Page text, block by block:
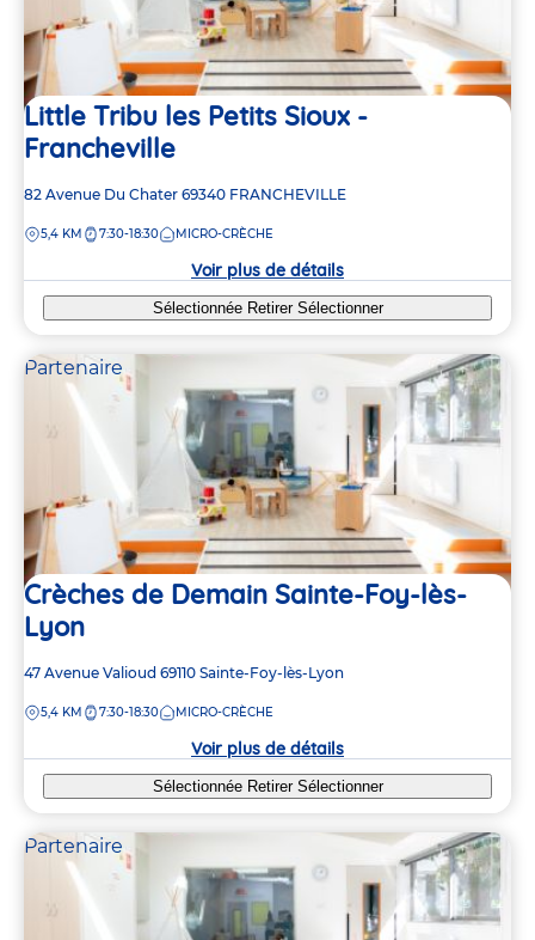
Little Tribu les Petits Sioux -
Francheville
Adresse
la
82 Avenue Du Chater 69340 FRANCHEVILLE
DISTANCE
5,4 KM 7:30-18:30 MICRO-CRÈCHE
Voir plus de détails
Sélectionnée Retirer Sélectionner
Partenaire
Crèches de Demain Sainte-Foy-lès-
Lyon
Adresse
la
47 Avenue Valioud 69110 Sainte-Foy-lès-Lyon
DISTANCE
5,4 KM 7:30-18:30 MICRO-CRÈCHE
Voir plus de détails
Sélectionnée Retirer Sélectionner
Partenaire